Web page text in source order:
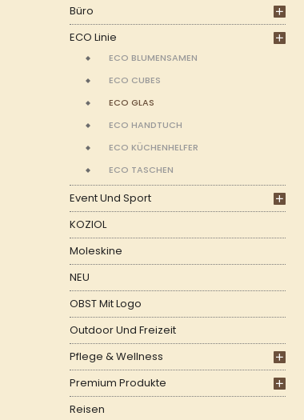
Büro
ECO Linie
ECO BLUMENSAMEN
ECO CUBES
ECO GLAS
ECO HANDTUCH
ECO KÜCHENHELFER
ECO TASCHEN
Event Und Sport
KOZIOL
Moleskine
NEU
OBST Mit Logo
Outdoor Und Freizeit
Pflege & Wellness
Premium Produkte
Reisen